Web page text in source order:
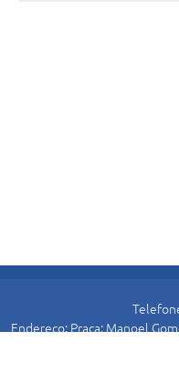
Endereço: Praça: Manoel